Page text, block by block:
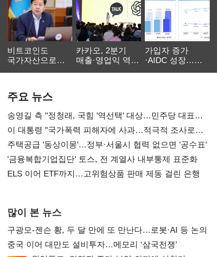
비트코인도
국가자산으로…'
카카오, 2분기
매출·영업익 역대
가입자 증가
·AIDC 성장…
주요 뉴스
송영길 측 "정청래, 국힘 '역선택' 대상…민주당 대표로
총선 지휘 못해"
이 대통령 "국가폭력 피해자에 사과…적극적 조사로
진실 밝혀야"
주택공급 '동상이몽'…정부·서울시 협력 없으면 '공수표'
'금융복합기업집단' 토스, 전 계열사 내부통제 표준화
ELS 이어 ETF까지…고위험상품 판매 제동 걸린 은행
많이 본 뉴스
구광모-젠슨 황, 두 달 만에 또 만난다…로봇·AI 등 논의
중국 이어 대만도 설비투자…메모리 ‘삼국전쟁’